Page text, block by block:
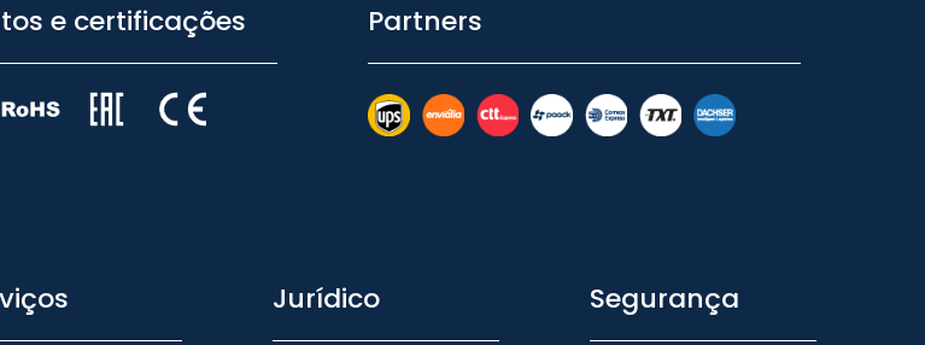
e certificações Partners
Jurídico Segurança